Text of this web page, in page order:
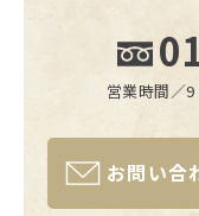
営業時間／9
お問い合